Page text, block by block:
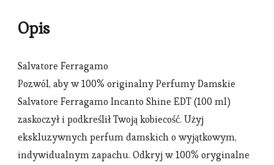
Opis
Salvatore Ferragamo
Pozwól, aby w 100% originalny Perfumy Damskie
Salvatore Ferragamo Incanto Shine EDT (100 ml)
zaskoczył i podkreślił Twoją kobiecość. Użyj
ekskluzywnych perfum damskich o wyjątkowym,
indywidualnym zapachu. Odkryj w 100% oryginalne